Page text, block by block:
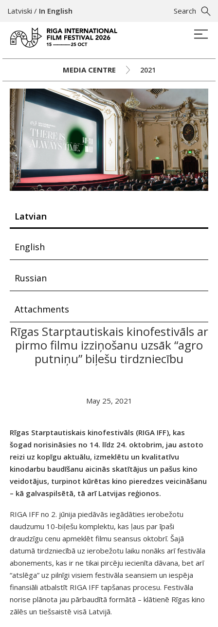
Search
Latviski / In English
MEDIA CENTRE 2021
Latvian
English
Russian
Attachments
Rīgas Starptautiskais kinofestivāls ar
pirmo filmu izziņošanu uzsāk “agro
putniņu” biļešu tirdzniecību
May 25, 2021
Rīgas Starptautiskais kinofestivāls (RIGA IFF), kas
šogad norisināsies no 14. līdz 24. oktobrim, jau astoto
reizi uz kopīgu aktuālu, izmeklētu un kvalitatīvu
kinodarbu baudīšanu aicinās skatītājus un pašus kino
veidotājus, turpinot kūrētas kino pieredzes veicināšanu
– kā galvaspilsētā, tā arī Latvijas reģionos.
RIGA IFF no 2. jūnija piedāvās iegādāties ierobežotu
daudzumu 10-biļešu komplektu, kas ļaus par īpaši
draudzīgu cenu apmeklēt filmu seansus oktobrī. Šajā
datumā tirdzniecībā uz ierobežotu laiku nonāks arī festivāla
abonements, kas ir ne tikai pircēju iecienīta dāvana, bet arī
“atslēga” uz pilnīgi visiem festivāla seansiem un iespēja
finansiāli atbalstīt RIGA IFF tapšanas procesu. Festivāla
norise plānota jau pārbaudītā formātā – klātienē Rīgas kino
zālēs un tiešsaistē visā Latvijā.